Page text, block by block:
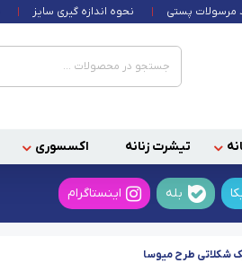
مرسولات پستی نحوه اندازه گیری سایز
تیشرت زنانه اکسسوری
بله اینستاگرام
شکلاتی طرح میوسا